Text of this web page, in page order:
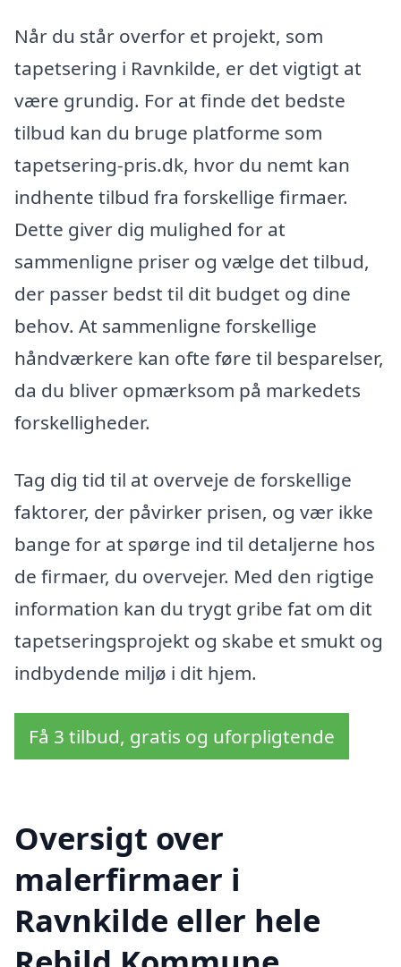
Når du står overfor et projekt, som
tapetsering i Ravnkilde, er det vigtigt at
være grundig. For at finde det bedste
tilbud kan du bruge platforme som
tapetsering-pris.dk, hvor du nemt kan
indhente tilbud fra forskellige firmaer.
Dette giver dig mulighed for at
sammenligne priser og vælge det tilbud,
der passer bedst til dit budget og dine
behov. At sammenligne forskellige
håndværkere kan ofte føre til besparelser,
da du bliver opmærksom på markedets
forskelligheder.
Tag dig tid til at overveje de forskellige
faktorer, der påvirker prisen, og vær ikke
bange for at spørge ind til detaljerne hos
de firmaer, du overvejer. Med den rigtige
information kan du trygt gribe fat om dit
tapetseringsprojekt og skabe et smukt og
indbydende miljø i dit hjem.
Få 3 tilbud, gratis og uforpligtende
Oversigt over
malerfirmaer i
Ravnkilde eller hele